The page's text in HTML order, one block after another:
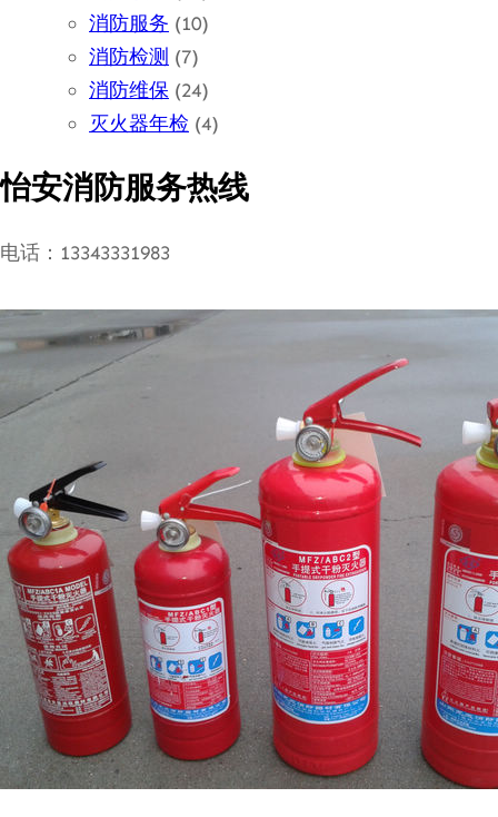
消防服务 (10)
消防检测 (7)
消防维保 (24)
灭火器年检 (4)
怡安消防服务热线
电话：13343331983